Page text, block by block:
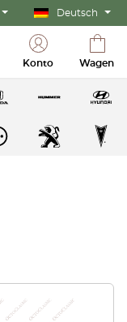
Deutsch
Konto Wagen